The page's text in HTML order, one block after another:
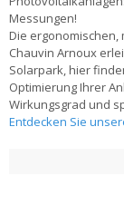
Messungen!
Die
Chauvin Arnoux
Solarpark, hier
Optimierung Ihrer
Wirkungsgrad und
Entdecken Sie